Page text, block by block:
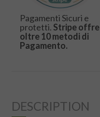
Pagamenti Sicuri e
protetti. Stripe offre
oltre 10 metodi di
Pagamento.
DESCRIPTION